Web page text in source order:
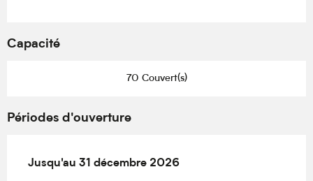
Capacité
70 Couvert(s)
Périodes d'ouverture
Du29 avril 2026au31 décembre 2026
Jusqu'au 31 décembre 2026